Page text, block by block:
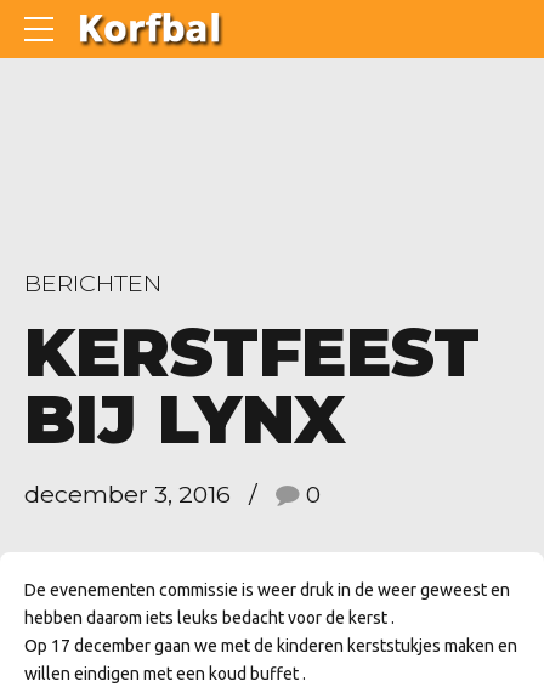
BERICHTEN
KERSTFEEST
BIJ LYNX
december 3, 2016 0
De evenementen commissie is weer druk in de weer geweest en
hebben daarom iets leuks bedacht voor de kerst .
Op 17 december gaan we met de kinderen kerststukjes maken en
willen eindigen met een koud buffet .